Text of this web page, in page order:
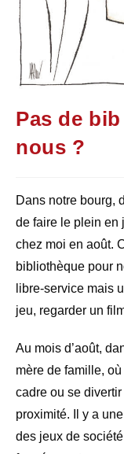
Pas de
nous ?
Dans notre bourg,
de faire le plein en
chez moi en août.
bibliothèque pour
libre-service mais
jeu, regarder un
Au mois d’août,
mère de famille,
cadre ou se
proximité. Il y a
des jeux de